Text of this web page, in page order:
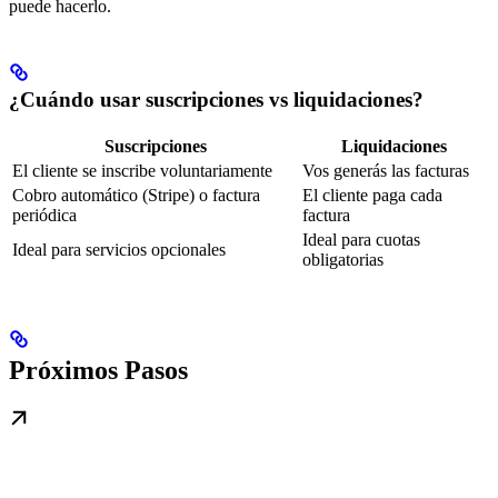
puede hacerlo.
¿Cuándo usar suscripciones vs liquidaciones?
Suscripciones
Liquidaciones
El cliente se inscribe voluntariamente
Vos generás las facturas
Cobro automático (Stripe) o factura
periódica
El cliente paga cada
factura
Ideal para servicios opcionales
Ideal para cuotas
obligatorias
Próximos Pasos